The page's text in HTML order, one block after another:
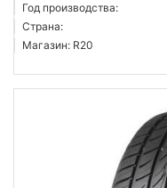
Год производства:
Страна:
Магазин: R20